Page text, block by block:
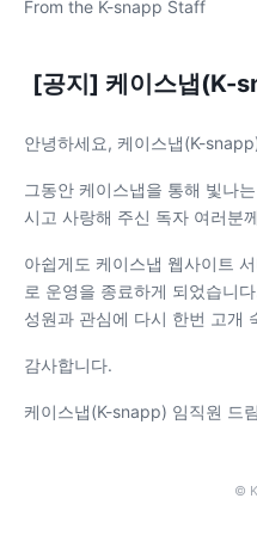
From the K-snapp Staff
[공지] 케이스냅(K-
안녕하세요, 케이스냅(K-
그동안 케이스냅을 통해 빛나
시고 사랑해 주신 독자 여러분
아쉽게도 케이스냅 웹사이트
로 운영을 종료하게 되었습니
성원과 관심에 다시 한번 고개
감사합니다.
케이스냅(K-snapp) 임직원 드림
©